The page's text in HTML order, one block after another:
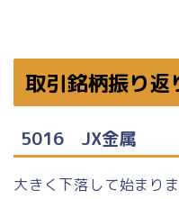
取引銘柄振り返
5016 JX金属
大きく下落して始まりま